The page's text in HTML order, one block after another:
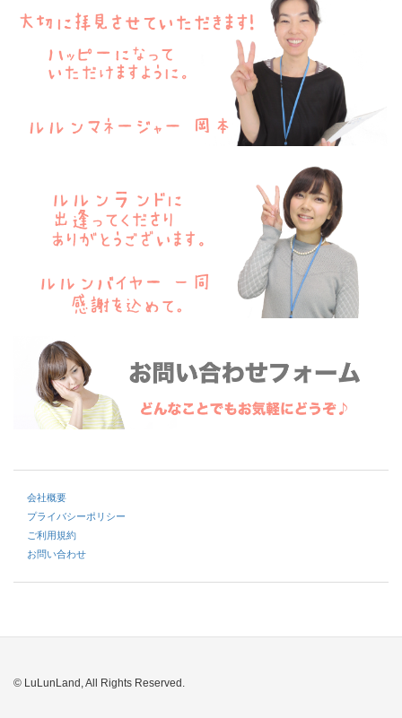
会社概要
プライバシーポリシー
ご利用規約
お問い合わせ
© LuLunLand, All Rights Reserved.